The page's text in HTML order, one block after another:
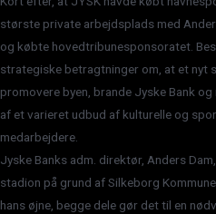
største private arbejdsplads med
og købte hovedtribunesponsoratet.
strategiske betragtninger om, at et nyt
promovere byen, brande Jyske Bank
af et varieret udbud af kulturelle og
medarbejdere.
Jyske Banks adm. direktør, Anders
stadion på grund af Silkeborg
hans øjne, begge dele gør det til en